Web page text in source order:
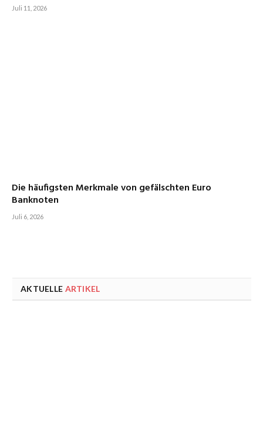
Juli 11, 2026
Die häufigsten Merkmale von gefälschten Euro
Banknoten
Juli 6, 2026
AKTUELLE ARTIKEL